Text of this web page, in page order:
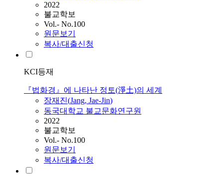
2022
불교학보
Vol.- No.100
원문보기
복사/대출신청
KCI등재
『법화경』에 나타난 정토(淨土)의 세계
장재진(Jang, Jae-Jin)
동국대학교 불교문화연구원
2022
불교학보
Vol.- No.100
원문보기
복사/대출신청